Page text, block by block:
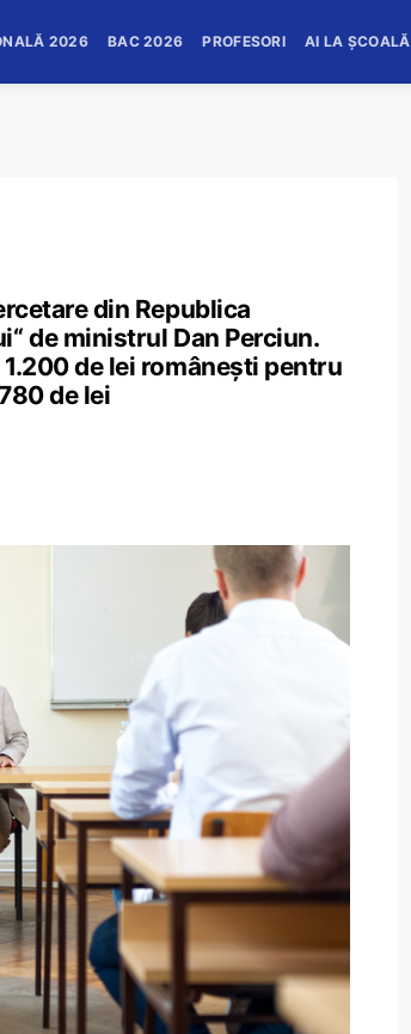
2026 BAC 2026 PROFESORI AI LA ȘCOALĂ
din Republica
de ministrul Dan Perciun.
de lei românești pentru
de lei